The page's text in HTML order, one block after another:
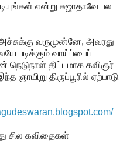
என்று சுஜாதாவே பல
வருமுன்னே, அவரது
படிக்கும் வாய்ப்பைப்
நெடுநாள் திட்டமாக கவிஞர்
ஞாயிறு திருப்பூரில் ஏற்பாடு
சில கவிதைகள்